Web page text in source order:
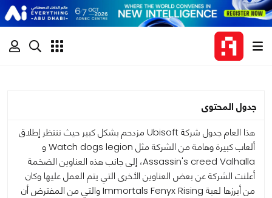
جدول المحتوى
هذا العام جدول شركة Ubisoft مزدحم بشكل كبير حيث ننتظر إطلاق
ألعاب كبيرة وهامة من الشركة مثل Watch dogs legion و
Assassin's creed Valhalla، إلى جانب هذه العناوين الضخمة
أعلنت الشركة عن بعض العناوين الأخرى التي يتم العمل عليها وكان
من أبرزها لعبة Immortals Fenyx Rising والتي من المفترض أن